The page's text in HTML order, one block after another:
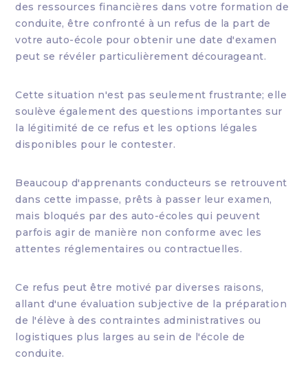
des ressources financières dans votre formation de
conduite, être confronté à un refus de la part de
votre auto-école pour obtenir une date d'examen
peut se révéler particulièrement décourageant.
Cette situation n'est pas seulement frustrante; elle
soulève également des questions importantes sur
la légitimité de ce refus et les options légales
disponibles pour le contester.
Beaucoup d'apprenants conducteurs se retrouvent
dans cette impasse, prêts à passer leur examen,
mais bloqués par des auto-écoles qui peuvent
parfois agir de manière non conforme avec les
attentes réglementaires ou contractuelles.
Ce refus peut être motivé par diverses raisons,
allant d'une évaluation subjective de la préparation
de l'élève à des contraintes administratives ou
logistiques plus larges au sein de l'école de
conduite.